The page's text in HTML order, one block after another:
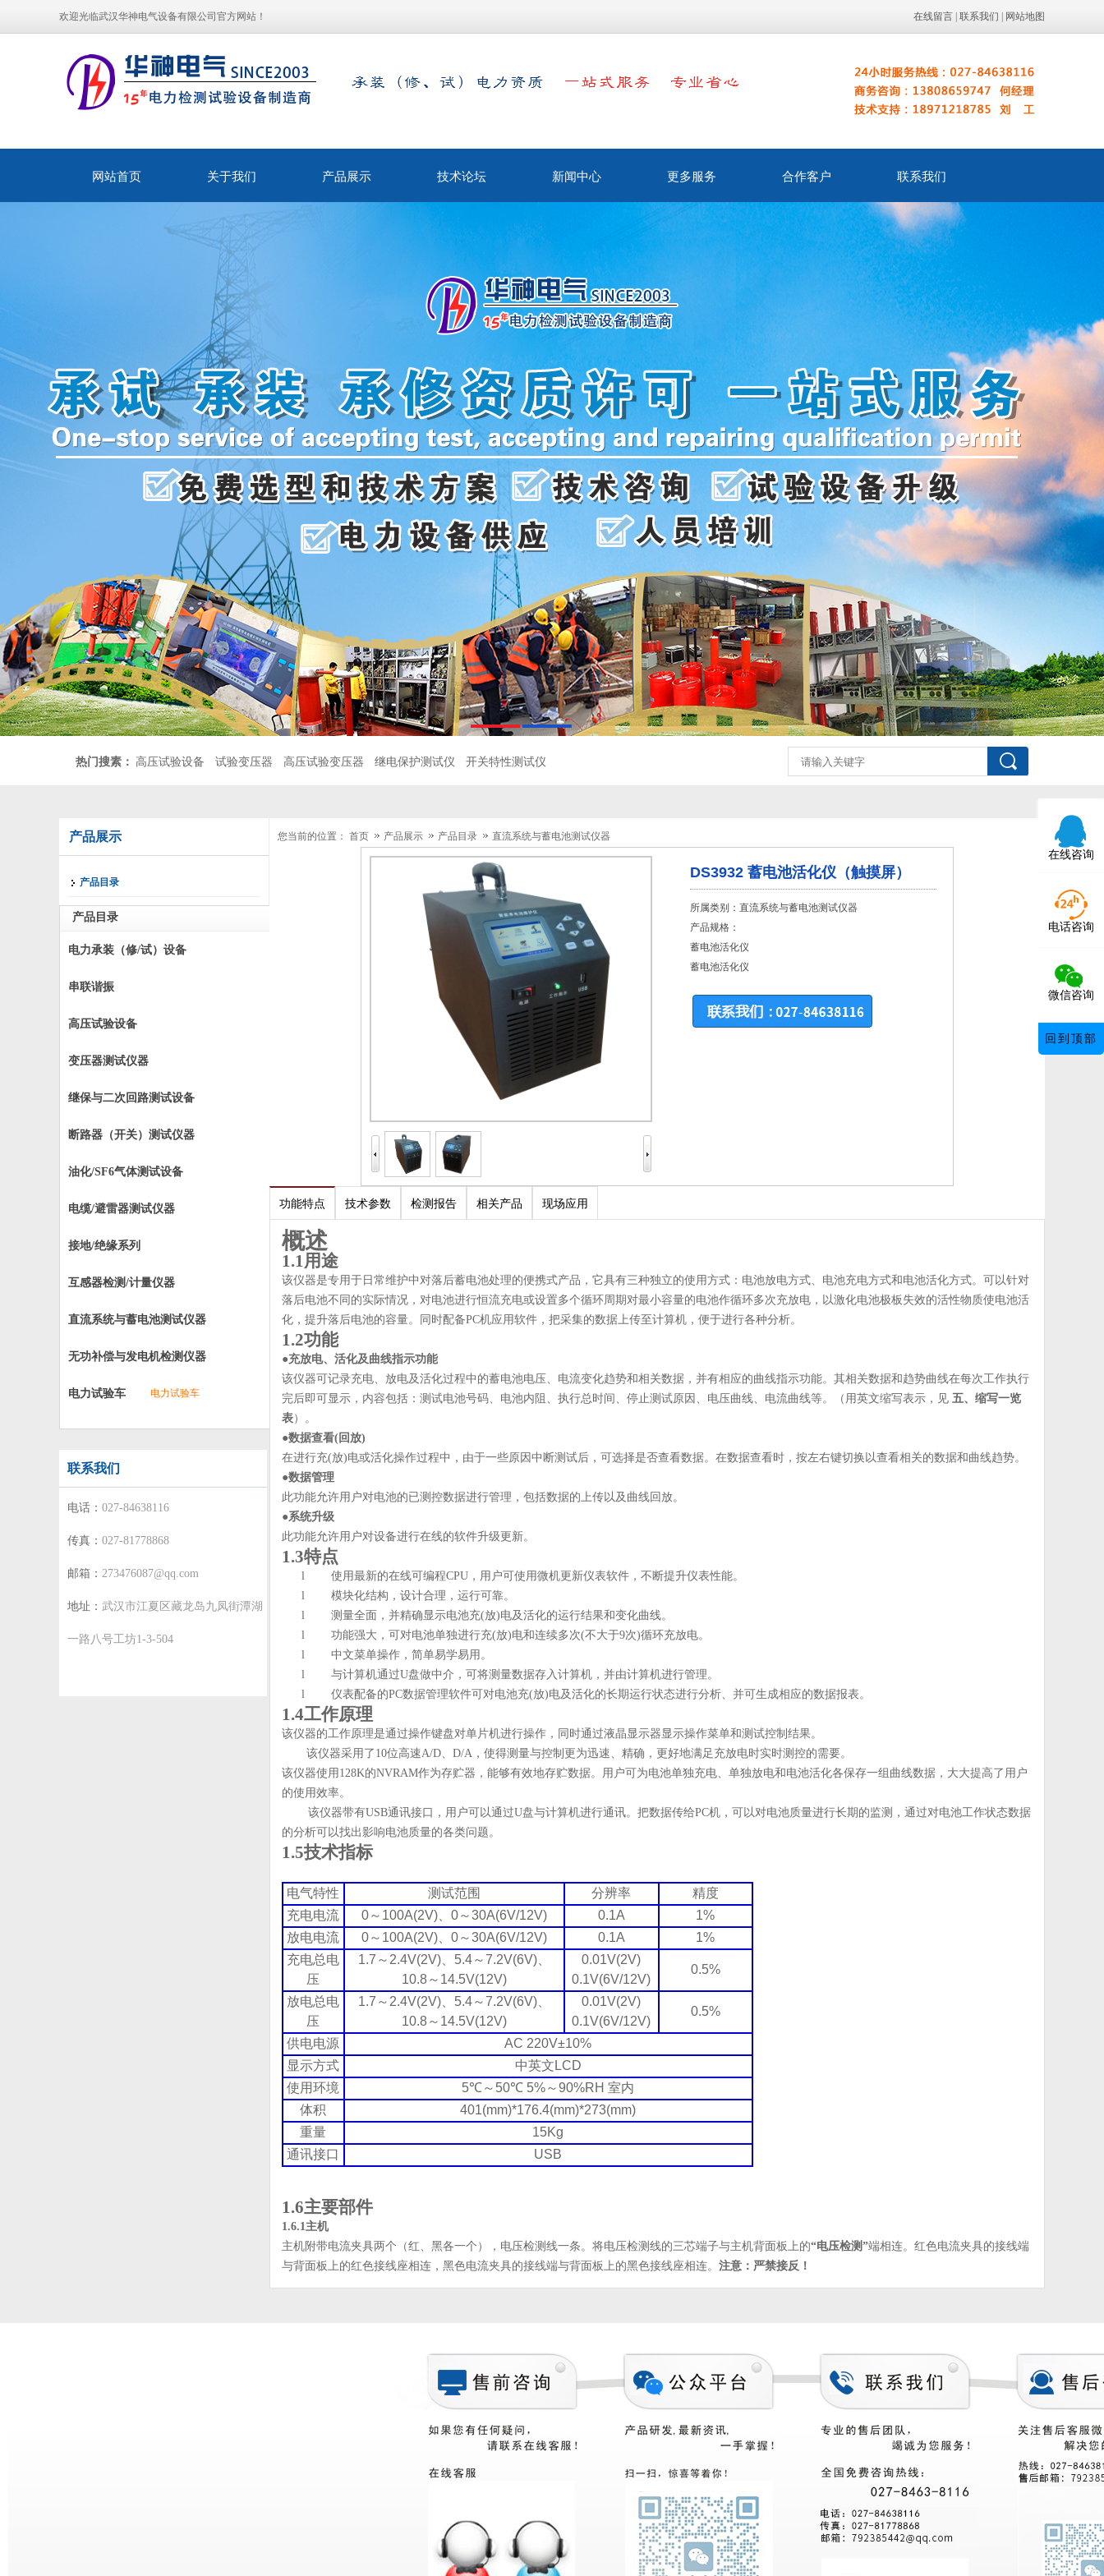
欢迎光临武汉华神电气设备有限公司官方网站！ 在线留言 联系我们 网站地图
网站首页 关于我们 产品展示 技术论坛 新闻中心 更多服务 合作客户 联系我们
热门搜素： 高压试验设备 试验变压器 高压试验变压器 继电保护测试仪 开关特性测试仪
产品展示
产品目录
产品目录
电力承装（修/试）设备
串联谐振
高压试验设备
变压器测试仪器
继保与二次回路测试设备
断路器（开关）测试仪器
油化/SF6气体测试设备
电缆/避雷器测试仪器
接地/绝缘系列
互感器检测/计量仪器
直流系统与蓄电池测试仪器
无功补偿与发电机检测仪器
电力试验车 电力试验车
联系我们
电话： 027-84638116
传真： 027-81778868
邮箱： 273476087@qq.com
地址： 武汉市江夏区藏龙岛九凤街潭湖
一路八号工坊1-3-504
您当前的位置： 首页 产品展示 产品目录 直流系统与蓄电池测试仪器
DS3932 蓄电池活化仪（触摸屏）
所属类别：直流系统与蓄电池测试仪器
产品规格：
蓄电池活化仪
蓄电池活化仪
功能特点 技术参数 检测报告 相关产品 现场应用
概述
1.1用途
该仪器是专用于日常维护中对落后蓄电池处理的便携式产品，它具有三种独立的使用方式：电池放电方式、电池充电方式和电池活化方式。可以针对
落后电池不同的实际情况，对电池进行恒流充电或设置多个循环周期对最小容量的电池作循环多次充放电，以激化电池极板失效的活性物质使电池活
化，提升落后电池的容量。同时配备PC机应用软件，把采集的数据上传至计算机，便于进行各种分析。
1.2功能
●充放电、活化及曲线指示功能
该仪器可记录充电、放电及活化过程中的蓄电池电压、电流变化趋势和相关数据，并有相应的曲线指示功能。其相关数据和趋势曲线在每次工作执行
完后即可显示，内容包括：测试电池号码、电池内阻、执行总时间、停止测试原因、电压曲线、电流曲线等。（用英文缩写表示，见 五、缩写一览
表）。
●数据查看(回放)
在进行充(放)电或活化操作过程中，由于一些原因中断测试后，可选择是否查看数据。在数据查看时，按左右键切换以查看相关的数据和曲线趋势。
●数据管理
此功能允许用户对电池的已测控数据进行管理，包括数据的上传以及曲线回放。
●系统升级
此功能允许用户对设备进行在线的软件升级更新。
1.3特点
l 使用最新的在线可编程CPU，用户可使用微机更新仪表软件，不断提升仪表性能。
l 模块化结构，设计合理，运行可靠。
l 测量全面，并精确显示电池充(放)电及活化的运行结果和变化曲线。
l 功能强大，可对电池单独进行充(放)电和连续多次(不大于9次)循环充放电。
l 中文菜单操作，简单易学易用。
l 与计算机通过U盘做中介，可将测量数据存入计算机，并由计算机进行管理。
l 仪表配备的PC数据管理软件可对电池充(放)电及活化的长期运行状态进行分析、并可生成相应的数据报表。
1.4工作原理
该仪器的工作原理是通过操作键盘对单片机进行操作，同时通过液晶显示器显示操作菜单和测试控制结果。
该仪器采用了10位高速A/D、D/A，使得测量与控制更为迅速、精确，更好地满足充放电时实时测控的需要。
该仪器使用128K的NVRAM作为存贮器，能够有效地存贮数据。用户可为电池单独充电、单独放电和电池活化各保存一组曲线数据，大大提高了用户
的使用效率。
该仪器带有USB通讯接口，用户可以通过U盘与计算机进行通讯。把数据传给PC机，可以对电池质量进行长期的监测，通过对电池工作状态数据
的分析可以找出影响电池质量的各类问题。
1.5技术指标
电气特性 测试范围 分辨率
精度
充电电流
0～ 100A(2V)、 0～30A(6V/12V) 0.1A
1%
放电电流
0～ 100A(2V)、 0～30A(6V/12V) 0.1A
1%
充电总电
压
1.7 ～ 2.4V(2V)、 5.4～7.2V(6V)、
10.8～ 14.5V(12V)
0.01V(2V)
0.1V(6V/12V)
0.5%
放电总电
压
1.7 ～ 2.4V(2V)、 5.4～7.2V(6V)、
10.8～ 14.5V(12V)
0.01V(2V)
0.1V(6V/12V)
0.5%
供电电源 AC 220V±10%
显示方式
中英文 LCD
使用环境
5℃～ 50℃ 5%～90%RH 室内
体积
401(mm)*176.4(mm)*273(mm)
重量
15Kg
通讯接口
USB
1.6主要部件
1.6.1主机
主机附带电流夹具两个（红、黑各一个），电压检测线一条。将电压检测线的三芯端子与主机背面板上的“电压检测”端相连。红色电流夹具的接线端
与背面板上的红色接线座相连，黑色电流夹具的接线端与背面板上的黑色接线座相连。 注意：严禁接反！
在线咨询
电话咨询
微信咨询
回到顶部